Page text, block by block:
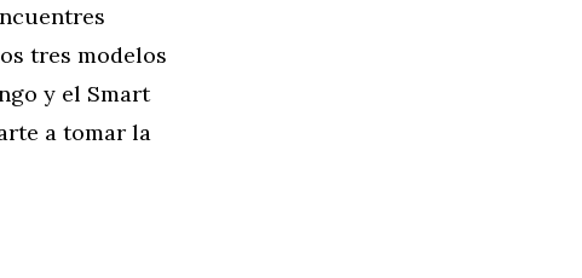
tres modelos
y el Smart
a tomar la